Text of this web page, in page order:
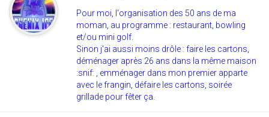
Pour moi, l'organisation des 50 ans de ma
moman, au programme : restaurant, bowling
et/ou mini golf.
Sinon j'ai aussi moins drôle : faire les cartons,
déménager après 26 ans dans la même maison
:snif: , emménager dans mon premier apparte
avec le frangin, défaire les cartons, soirée
grillade pour fêter ça.